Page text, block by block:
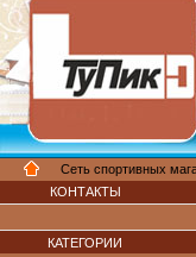
Cеть спортивных
КОНТАКТЫ
КАТЕГОРИИ